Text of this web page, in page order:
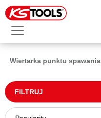
Wiertarka punktu spawania
FILTRUJ